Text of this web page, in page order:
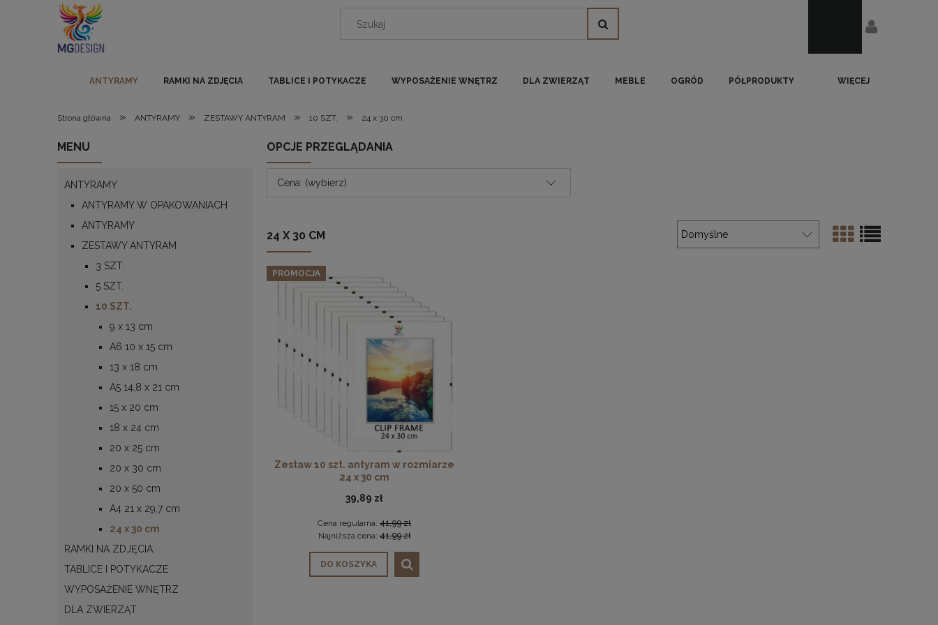
ANTYRAMY RAMKI NA ZDJĘCIA TABLICE I POTYKACZE WYPOSAŻENIE WNĘTRZ DLA ZWIERZĄT MEBLE OGRÓD PÓŁPRODUKTY WIĘCEJ
Strona główna » ANTYRAMY » ZESTAWY ANTYRAM » 10 SZT. » 24 x 30 cm
MENU
ANTYRAMY
ANTYRAMY W OPAKOWANIACH
ANTYRAMY
ZESTAWY ANTYRAM
3 SZT.
5 SZT.
10 SZT.
9 x 13 cm
A6 10 x 15 cm
13 x 18 cm
A5 14,8 x 21 cm
15 x 20 cm
18 x 24 cm
20 x 25 cm
20 x 30 cm
20 x 50 cm
A4 21 x 29,7 cm
24 x 30 cm
RAMKI NA ZDJĘCIA
TABLICE I POTYKACZE
WYPOSAŻENIE WNĘTRZ
DLA ZWIERZĄT
OPCJE PRZEGLĄDANIA
Cena: (wybierz)
24 X 30 CM
Zestaw 10 szt. antyram w rozmiarze
24 x 30 cm
39,89 zł
Cena regularna: 41,99 zł
Najniższa cena:41,99 zł
DO KOSZYKA
PROMOCJA